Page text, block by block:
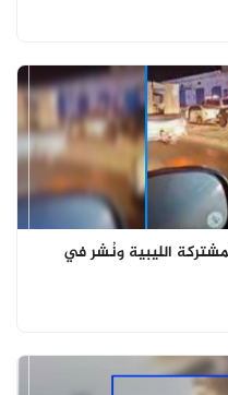
الليبية ونُشر في